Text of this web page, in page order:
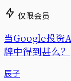
仅限会员
当Google投资
牌中得到甚么？
辰子